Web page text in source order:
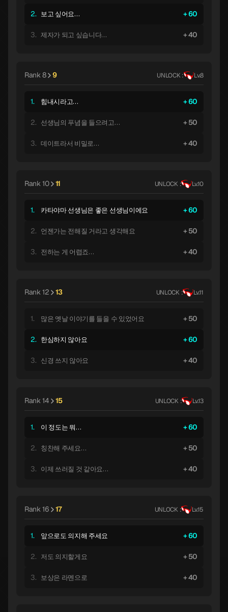
2. 보고 싶어요… 60
3. 제자가 되고 싶습니다… 40
Rank 8 9 UNLOCK : Lv.8
1. 힘내시라고… 60
2. 선생님의 푸념을 들으려고… 50
3. 데이트라서 비밀로… 40
Rank 10 11 UNLOCK : Lv.10
1. 카타야마 선생님은 좋은 선생님이에요 60
2. 언젠가는 전해질 거라고 생각해요 50
3. 전하는 게 어렵죠… 40
Rank 12 13 UNLOCK : Lv.11
1. 많은 옛날 이야기를 들을 수 있었어요 50
2. 한심하지 않아요 60
3. 신경 쓰지 않아요 40
Rank 14 15 UNLOCK : Lv.13
1. 이 정도는 뭐… 60
2. 칭찬해 주세요… 50
3. 이제 쓰러질 것 같아요… 40
Rank 16 17 UNLOCK : Lv.15
1. 앞으로도 의지해 주세요 60
2. 저도 의지할게요 50
3. 보상은 라멘으로 40